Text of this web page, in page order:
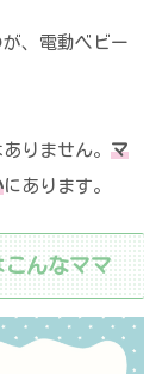
、電動ベビー
りません。 マ
にあります。
んなママ